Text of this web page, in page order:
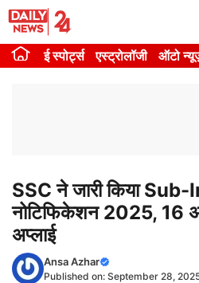
Skip
contentई स्पोर्ट्स एस्ट्रोलॉजी ऑटो
SSC ने जारी किया
नोटिफिकेशन 2025, 16
अप्लाई
Ansa Azhar
Published on: September 28,